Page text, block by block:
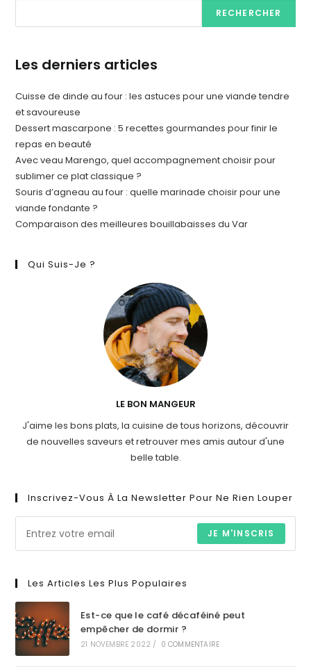
RECHERCHER
Les derniers articles
Cuisse de dinde au four : les astuces pour une viande tendre
et savoureuse
Dessert mascarpone : 5 recettes gourmandes pour finir le
repas en beauté
Avec veau Marengo, quel accompagnement choisir pour
sublimer ce plat classique ?
Souris d’agneau au four : quelle marinade choisir pour une
viande fondante ?
Comparaison des meilleures bouillabaisses du Var
Qui Suis-Je ?
LE BON MANGEUR
J'aime les bons plats, la cuisine de tous horizons, découvrir
de nouvelles saveurs et retrouver mes amis autour d'une
belle table.
Inscrivez-Vous À La Newsletter Pour Ne Rien Louper
JE M'INSCRIS
Les Articles Les Plus Populaires
Est-ce que le café décaféiné peut
empêcher de dormir ?
21 NOVEMBRE 2022 / 0 COMMENTAIRE